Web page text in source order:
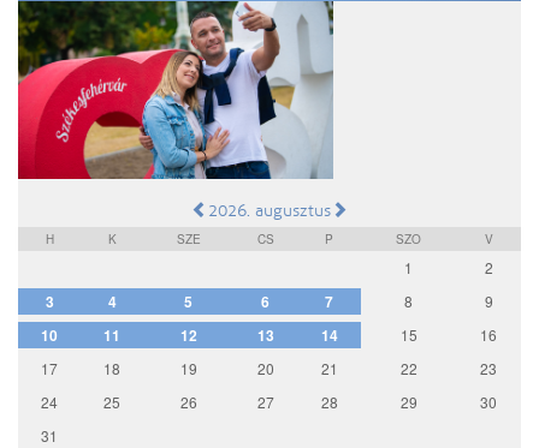
2026. augusztus
H K SZE CS P SZO V
1 2
3 4 5 6 7 8 9
10 11 12 13 14 15
16
17
18 19 20 21 22
23
24
25 26 27 28 29
30
31